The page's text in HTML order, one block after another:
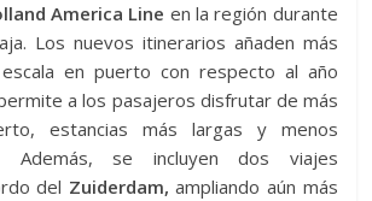
America Line en la región durante
Los nuevos itinerarios añaden más
en puerto con respecto al año
a los pasajeros disfrutar de más
estancias más largas y menos
Además, se incluyen dos viajes
del Zuiderdam, ampliando aún más